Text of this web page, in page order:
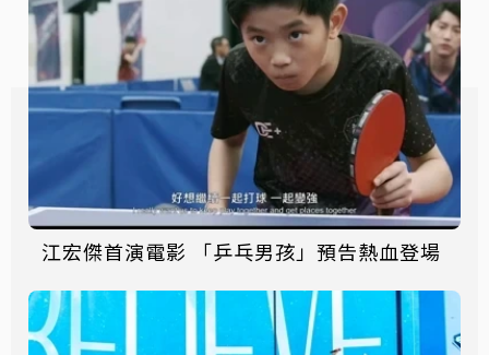
江宏傑首演電影 「乒乓男孩」預告熱血登場